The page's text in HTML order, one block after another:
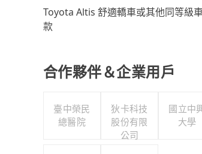
Toyota Altis 舒適轎車或其他同等級
款
合作夥伴＆企業用戶
臺中榮民
總醫院
狄卡科技
股份有限
公司
國立中
大學